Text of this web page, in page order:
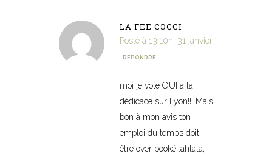
LA FEE COCCI
Posté à 13:10h, 31 janvier
RÉPONDRE
moi je vote OUI à la
dédicace sur Lyon!!! Mais
bon à mon avis ton
emploi du temps doit
être over booké…ahlala,